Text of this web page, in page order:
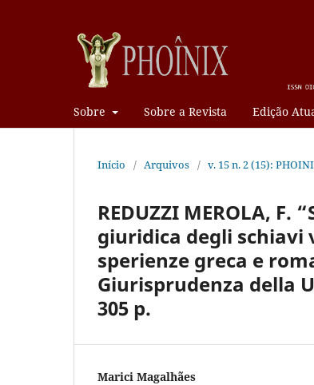
Sobre Sobre a Revista Edição
Início / Arquivos / v. 15 n. 2 (15):
REDUZZI MEROLA,
giuridica degli schiavi
sperienze greca e
Giurisprudenza della
305 p.
Marici Magalhães